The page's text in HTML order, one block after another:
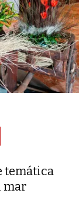
temática
mar